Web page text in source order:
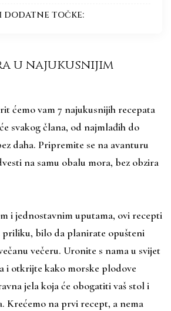
dodatne točke:
u najukusnijim
ćemo vam 7 najukusnijih recepata
svakog člana, od najmlađih do
daha. Pripremite se na avanturu
na samu obalu mora, bez obzira
i jednostavnim uputama, ovi recepti
priliku, bilo da planirate opušteni
večeru. Uronite s nama u svijet
i otkrijte kako morske plodove
jela koja će obogatiti vaš stol i
Krećemo na prvi recept, a nema